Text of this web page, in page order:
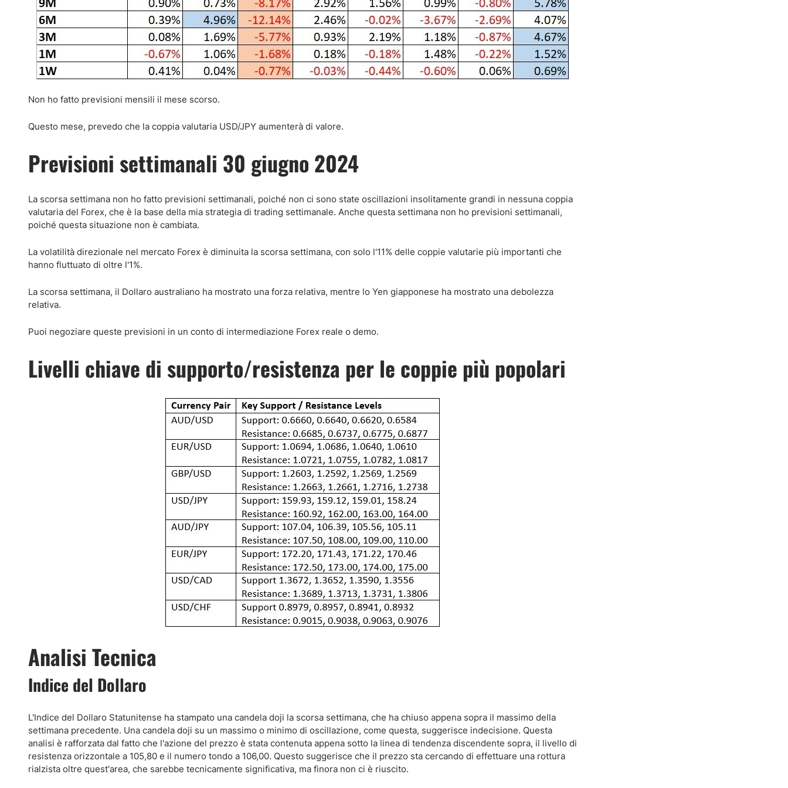
Non ho fatto previsioni mensili il mese scorso.
Questo mese, prevedo che la coppia valutaria USD/JPY aumenterà di valore.
Previsioni settimanali 30 giugno 2024
La scorsa settimana non ho fatto previsioni settimanali, poiché non ci sono state oscillazioni insolitamente grandi in nessuna coppia
valutaria del Forex, che è la base della mia strategia di trading settimanale. Anche questa settimana non ho previsioni settimanali,
poiché questa situazione non è cambiata.
La volatilità direzionale nel mercato Forex è diminuita la scorsa settimana, con solo l'11% delle coppie valutarie più importanti che
hanno fluttuato di oltre l'1%.
La scorsa settimana, il Dollaro australiano ha mostrato una forza relativa, mentre lo Yen giapponese ha mostrato una debolezza
relativa.
Puoi negoziare queste previsioni in un conto di intermediazione Forex reale o demo.
Livelli chiave di supporto/resistenza per le coppie più popolari
Analisi Tecnica
Indice del Dollaro
L'Indice del Dollaro Statunitense ha stampato una candela doji la scorsa settimana, che ha chiuso appena sopra il massimo della
settimana precedente. Una candela doji su un massimo o minimo di oscillazione, come questa, suggerisce indecisione. Questa
analisi è rafforzata dal fatto che l'azione del prezzo è stata contenuta appena sotto la linea di tendenza discendente sopra, il livello di
resistenza orizzontale a 105,80 e il numero tondo a 106,00. Questo suggerisce che il prezzo sta cercando di effettuare una rottura
rialzista oltre quest'area, che sarebbe tecnicamente significativa, ma finora non ci è riuscito.